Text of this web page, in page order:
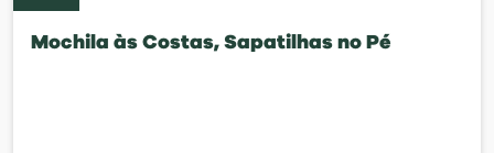
Mochila às Costas, Sapatilhas no Pé